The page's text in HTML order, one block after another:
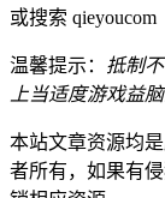
或搜索 qieyoucom
温馨提示： 抵制
上当适度游戏益脑
本站文章资源均
者所有，如果有